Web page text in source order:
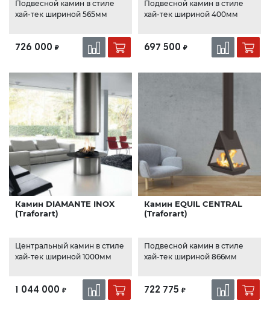
Подвесной камин в стиле
хай-тек шириной 565мм
726 000 ₽
Подвесной камин в стиле
хай-тек шириной 400мм
697 500 ₽
Камин DIAMANTE INOX
(Traforart)
Центральный камин в стиле
хай-тек шириной 1000мм
1 044 000 ₽
Камин EQUIL CENTRAL
(Traforart)
Подвесной камин в стиле
хай-тек шириной 866мм
722 775 ₽